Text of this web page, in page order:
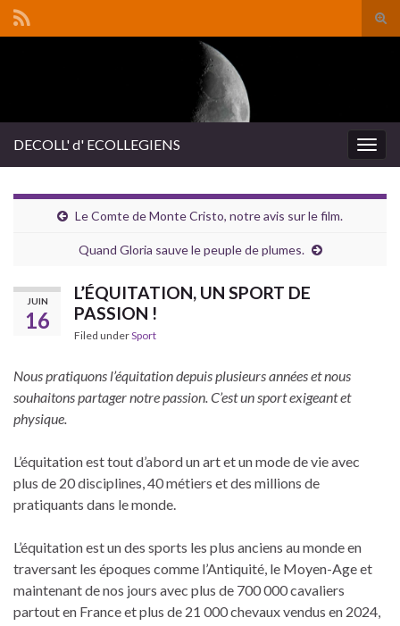
DECOLL' d' ECOLLEGIENS
Le Comte de Monte Cristo, notre avis sur le film.
Quand Gloria sauve le peuple de plumes.
JUIN
16
L’ÉQUITATION, UN SPORT DE
PASSION !
Filed underSport
Nous pratiquons l’équitation depuis plusieurs années et nous
souhaitons partager notre passion. C’est un sport exigeant et
physique.
L’équitation est tout d’abord un art et un mode de vie avec
plus de 20 disciplines, 40 métiers et des millions de
pratiquants dans le monde.
L’équitation est un des sports les plus anciens au monde en
traversant les époques comme l’Antiquité, le Moyen-Age et
maintenant de nos jours avec plus de 700 000 cavaliers
partout en France et plus de 21 000 chevaux vendus en 2024,